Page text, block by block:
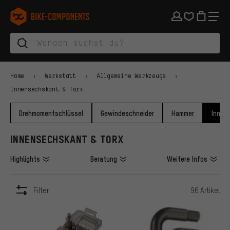
Zur Hauptnavigation springen
Zur Kategorienavigation springen
Zum Inhalt springen
Zu Marken und Newsletter springen
Zur Fußzeile springen
bike-components.de Startseite
Home Werkstatt Allgemeine Werkzeuge
Innensechskant & Torx
Drehmomentschlüssel Gewindeschneider Hammer
INNENSECHSKANT & TORX
Highlights Beratung Weitere Infos
Filter 96 Artikel